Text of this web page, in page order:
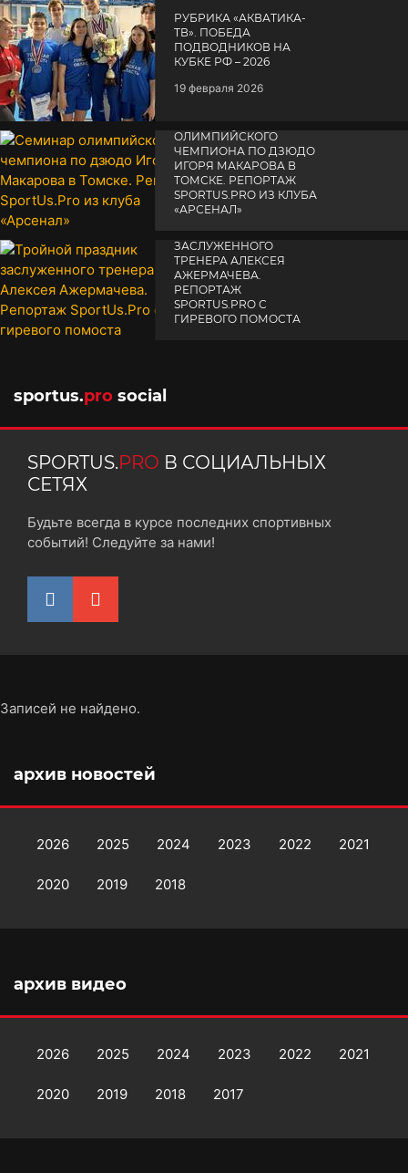
РУБРИКА «АКВАТИКА-
TВ». ПОБЕДА
ПОДВОДНИКОВ НА
КУБКЕ РФ – 2026
19 февраля 2026
ОЛИМПИЙСКОГО
ЧЕМПИОНА ПО ДЗЮДО
ИГОРЯ МАКАРОВА В
ТОМСКЕ. РЕПОРТАЖ
SPORTUS.PRO ИЗ КЛУБА
«АРСЕНАЛ»
ЗАСЛУЖЕННОГО
ТРЕНЕРА АЛЕКСЕЯ
АЖЕРМАЧЕВА.
РЕПОРТАЖ
SPORTUS.PRO С
ГИРЕВОГО ПОМОСТА
sportus.pro social
SPORTUS.PRO В СОЦИАЛЬНЫХ
СЕТЯХ
Будьте всегда в курсе последних спортивных
событий! Следуйте за нами!
Записей не найдено.
архив новостей
2026 2025 2024 2023 2022 2021
2020 2019 2018
архив видео
2026 2025 2024 2023 2022 2021
2020 2019 2018 2017